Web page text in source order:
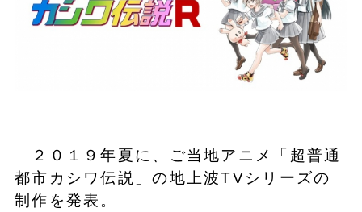
２０１９年夏に、ご当地アニメ「超普通
都市カシワ伝説」の地上波TVシリーズの
制作を発表。